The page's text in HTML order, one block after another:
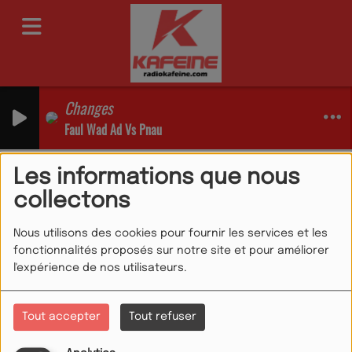
Les informations que nous
collectons
Nous utilisons des cookies pour fournir les services et les
fonctionnalités proposés sur notre site et pour améliorer
l'expérience de nos utilisateurs.
Tout accepter Tout refuser
Changes
Faul Wad Ad Vs Pnau
13h 16h LE MEILLEUR
MIX